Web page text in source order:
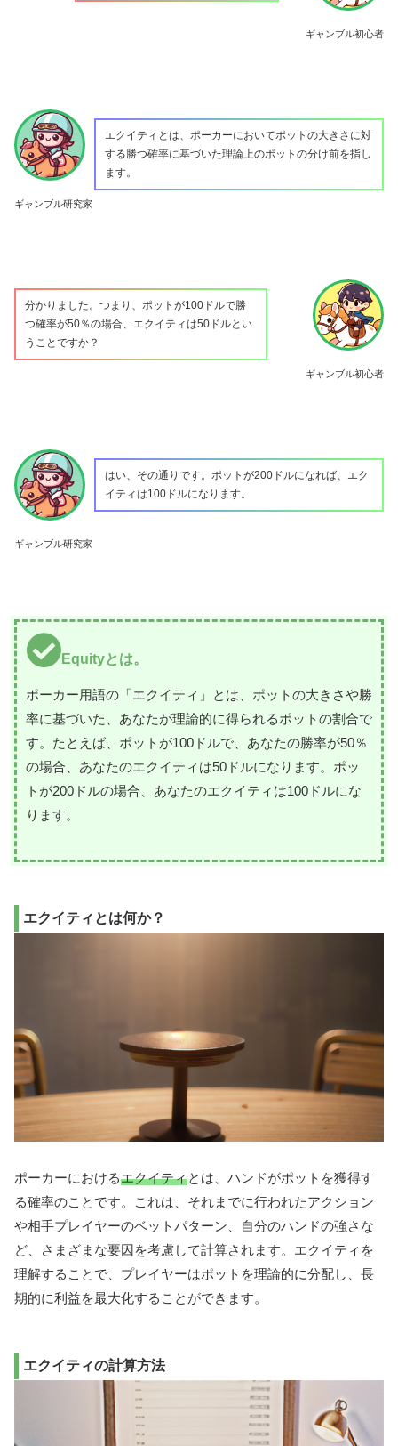
ギャンブル初心者
ギャンブル研究家
エクイティとは、ポーカーにおいてポットの大きさに対
する勝つ確率に基づいた理論上のポットの分け前を指し
ます。
ギャンブル初心者
分かりました。つまり、ポットが100ドルで勝
つ確率が50％の場合、エクイティは50ドルとい
うことですか？
ギャンブル研究家
はい、その通りです。ポットが200ドルになれば、エク
イティは100ドルになります。
Equityとは。
ポーカー用語の「エクイティ」とは、ポットの大きさや勝
率に基づいた、あなたが理論的に得られるポットの割合で
す。たとえば、ポットが100ドルで、あなたの勝率が50％
の場合、あなたのエクイティは50ドルになります。ポッ
トが200ドルの場合、あなたのエクイティは100ドルにな
ります。
エクイティとは何か？
ポーカーにおけるエクイティとは、ハンドがポットを獲得す
る確率のことです。これは、それまでに行われたアクション
や相手プレイヤーのベットパターン、自分のハンドの強さな
ど、さまざまな要因を考慮して計算されます。エクイティを
理解することで、プレイヤーはポットを理論的に分配し、長
期的に利益を最大化することができます。
エクイティの計算方法